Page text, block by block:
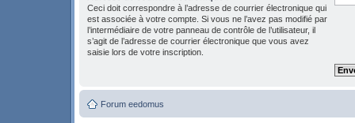
Ceci doit correspondre à l’adresse de courrier électronique qui
est associée à votre compte. Si vous ne l’avez pas modifié par
l’intermédiaire de votre panneau de contrôle de l’utilisateur, il
s’agit de l’adresse de courrier électronique que vous avez
saisie lors de votre inscription.
Forum eedomus